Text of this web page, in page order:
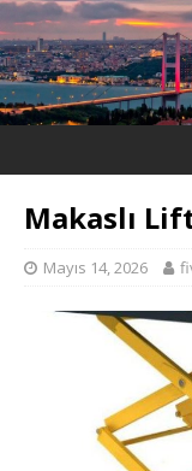
Makaslı
Mayıs 14, 2026